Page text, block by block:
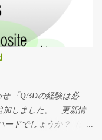
像内での「TV放映版
アニメ「鬼滅の刃」無
ビアニメ放映版
マスター/パッケージ
の工夫でチェックを
ンに達するまで1フレ
返す、と言うことをフ
選択肢が生まれてい
＋αの価値を生みだ
レミアム‧ラージ‧フォ
ラージフォーマットに
式サイト（文末記
端的にどのような差が
ます。 * 執筆段階で
IMAX および Dolby
ジタル部からのコメン
「Q:3Dの経験は必
加しました。 更新情
ードでしょうか？（勤